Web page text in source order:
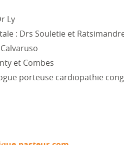
Ly
: Drs Souletie et
et Combes
porteuse cardiopathie